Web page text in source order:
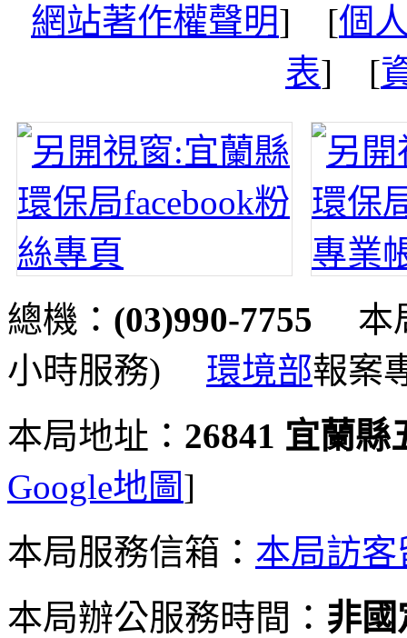
網站著作權聲明] [個
表] [
總機： (03)990-7755 本
小時服務) 環境部報案
本局地址： 26841 宜蘭縣
Google地圖]
本局服務信箱： 本局訪客
本局辦公服務時間： 非國